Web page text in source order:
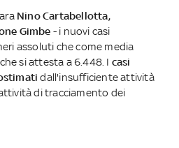
Nino Cartabellotta,
Gimbe - i nuovi casi
assoluti che come media
si attesta a 6.448. I casi
dall'insufficiente attività
di tracciamento dei